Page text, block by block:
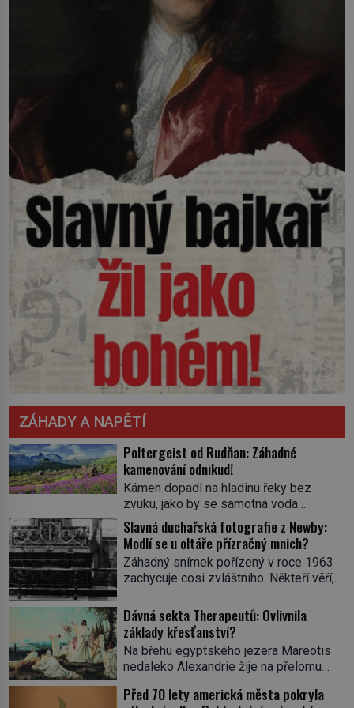
ZÁHADY A NAPĚTÍ
Poltergeist od Rudňan: Záhadné
kamenování odnikud!
Kámen dopadl na hladinu řeky bez
zvuku, jako by se samotná voda
rozhodla mlčet. Mladší z chlapců
bolestně strhl ruku, ale další úder ho
zasáhl dříve, než si vůbec uvědomil
pohyb: tiše, nelidsky přesně. „Odkud…?“
zachrčel starší student, ale v houštině
mohl cokoliv házet. A když se […]
Slavná duchařská fotografie z Newby:
Modlí se u oltáře přízračný mnich?
Záhadný snímek pořízený v roce 1963
zachycuje cosi zvláštního. Někteří věří,
oltáře je duch mnicha ze 16. století s
bílým závojem přes obličej, který
pravděpodobně zakrývá lepru nebo jiné
znetvoření. Jiní jsou skeptičtí a považují
vše za podvod. Jak vlastně vznikla
jedna z nejslavnějších duchařských
fotek? Moderní vyšetřovatelé
Dávná sekta Therapeutů: Ovlivnila
základy křesťanství?
Na břehu egyptského jezera Mareotis
nedaleko Alexandrie žije na přelomu
žen. Každý obývá vlastní celu, kde se
Před 70 lety americká města pokryla